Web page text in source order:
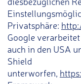
Privatsphäre:
Google
auch in den USA
Shield
unterworfen,